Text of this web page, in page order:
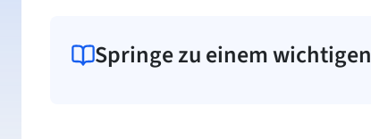
Springe zu einem